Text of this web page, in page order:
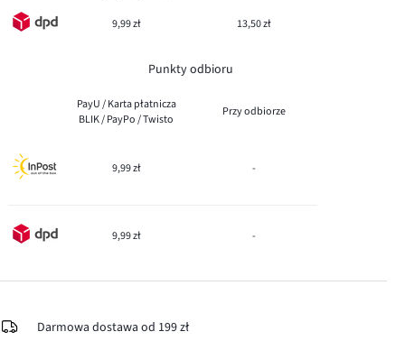
9,99 zł 13,50 zł
Punkty odbioru
PayU / Karta płatnicza
BLIK / PayPo / Twisto
Przy odbiorze
9,99 zł -
9,99 zł -
Darmowa dostawa od 199 zł